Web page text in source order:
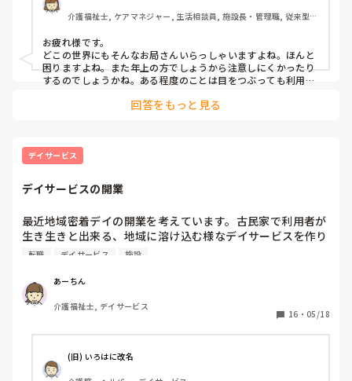
上司と相談してるのですが中々改善策も出せず…
どうしましょうか😭？
介護福祉士, ケアマネジャー, 生活相談員, 施設長・管理職, 従来型特
お疲れ様です。
どこの世界にもそんなお局さんいらっしゃいますよね。ほんと
困りますよね。また年上の方でしょうから注意しにくかったり
するのでしょうかね。ある程度のことは目をつぶっても利用者
されたらよいのではと感じます。指導した上で従わないのであ
ね。頑張ってくださいね！
回答をもっと見る
デイサービス
デイサービスの開業
最近地域密着デイの開業を考えています。古民家で利用者が
生き生きと出来る、地域に溶け込む様なデイサービスを作り
たいんだけど、需要はどれぐらいありますか？常に満員のデ
転職 デイサービス 施設
あーちん
介護福祉士, デイサービス
16 ・ 05/18
(旧) いろはに改名